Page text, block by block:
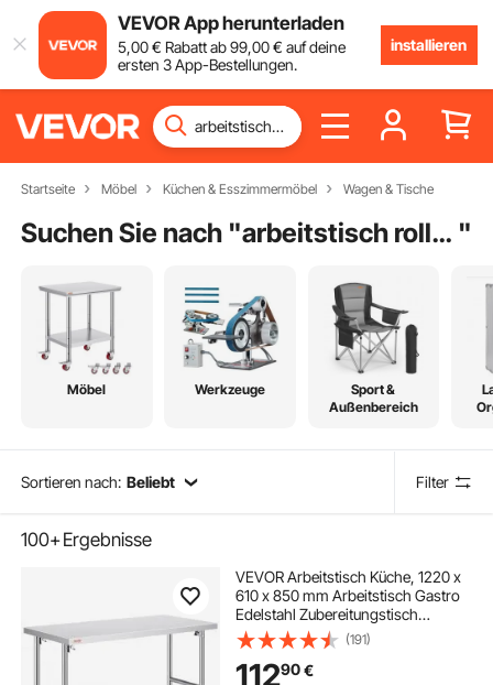
VEVOR App herunterladen
5,00€ Rabatt ab99,00€ auf deine
ersten 3 App-Bestellungen.
installieren
Startseite Möbel Küchen & Esszimmermöbel Wagen & Tische
Suchen Sie nach " arbeitstisch rollbar "
Möbel Werkzeuge
Sport &
Außenbereich
Sortieren nach: Beliebt Filter
100+Ergebnisse
VEVOR Arbeitstisch Küche, 1220 x
610 x 850 mm Arbeitstisch Gastro
Edelstahl Zubereitungstisch
Gewerbe Küchentisch, Küchen-
Esstisch Küchenarbeitsbank
Zubereitungstisch Gastrotisch
(191)
11290€